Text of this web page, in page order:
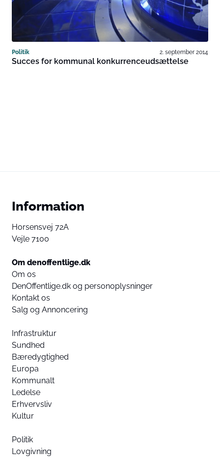
Politik 2. september 2014
Succes for kommunal konkurrenceudsættelse
Information
Horsensvej 72A
Vejle 7100
Om denoffentlige.dk
Om os
DenOffentlige.dk og personoplysninger
Kontakt os
Salg og Annoncering
Infrastruktur
Sundhed
Bæredygtighed
Europa
Kommunalt
Ledelse
Erhvervsliv
Kultur
Politik
Lovgivning